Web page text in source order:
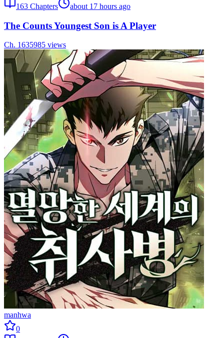
163 Chapters about 17 hours ago
The Counts Youngest Son is A Player
Ch. 1635985 views
manhwa
0